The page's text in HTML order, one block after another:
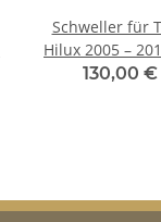
Schweller für
Hilux 2005 –
130,00 €